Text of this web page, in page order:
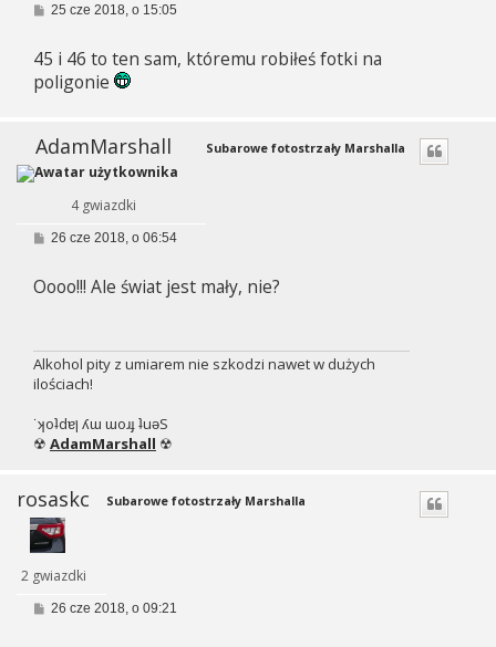
P
t
25 cze 2018, o 15:05
45 i 46 to ten sam, któremu robiłeś fotki na
poligonie
AdamMarshall
4 gwiazdki
Subarowe fotostrzały Marshalla
P
t
26 cze 2018, o 06:54
Oooo!!! Ale świat jest mały, nie?
Alkohol pity z umiarem nie szkodzi nawet w dużych
ilościach!
˙ʞoʇdɐן ʎɯ ɯoɹɟ ʇuǝS
☢ AdamMarshall ☢
rosaskc
2 gwiazdki
Subarowe fotostrzały Marshalla
P26 cze 2018, o 09:21